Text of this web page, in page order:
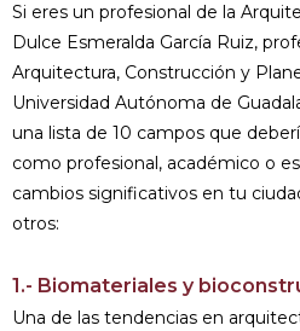
Si eres un profesional de la
Dulce Esmeralda García Ruiz,
Arquitectura, Construcción y
Universidad Autónoma de
una lista de 10 campos que
como profesional, académico o
cambios significativos en tu
otros:
1.- Biomateriales y
Una de las tendencias en